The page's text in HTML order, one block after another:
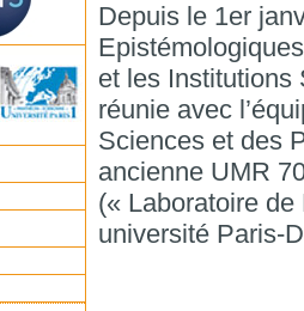
Depuis le 1er
et les Institutions
réunie avec
Sciences et des
ancienne UMR
(« Laboratoire de
université Paris-